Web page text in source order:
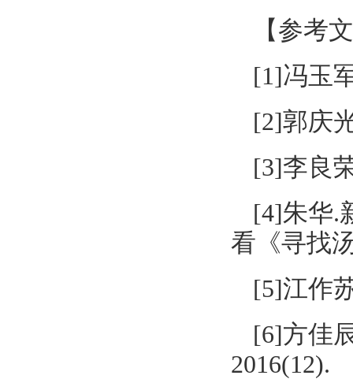
【 参考
[1]冯玉
[2]郭庆
[3]李良
[4]朱华.
看《寻找
[5]江作
[6]方佳
2016(12).